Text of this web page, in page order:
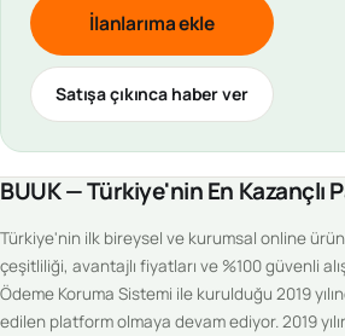
İlanlarıma ekle
Satışa çıkınca haber ver
BUUK — Türkiye'nin En Kazançlı
Türkiye'nin ilk bireysel ve kurumsal online
çeşitliliği, avantajlı fiyatları ve %100 güvenli
Ödeme Koruma Sistemi ile kurulduğu 2019
edilen platform olmaya devam ediyor. 2019